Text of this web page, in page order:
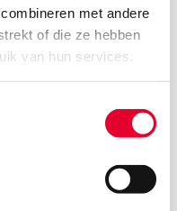
met andere
of die ze hebben
van hun services.